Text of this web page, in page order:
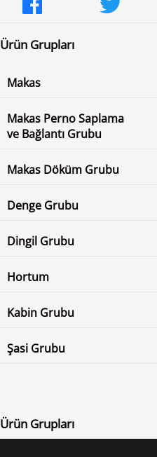
Ürün Grupları
Makas
Makas Perno Saplama
ve Bağlantı Grubu
Makas Döküm Grubu
Denge Grubu
Dingil Grubu
Hortum
Kabin Grubu
Şasi Grubu
Ürün Grupları